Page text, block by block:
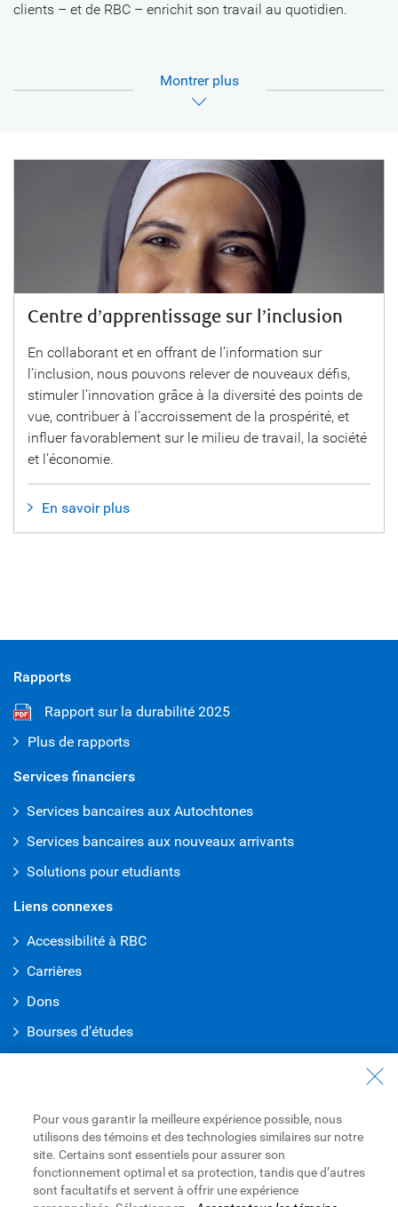
clients – et de RBC – enrichit son travail au quotidien.
Montrer
Centre d’apprentissage sur l’inclusion
En collaborant et en offrant de l’information sur
l’inclusion, nous pouvons relever de nouveaux défis,
stimuler l’innovation grâce à la diversité des points de
vue, contribuer à l’accroissement de la prospérité, et
influer favorablement sur le milieu de travail, la société
et l’économie.
En savoir plus
Rapports
Rapport sur la durabilité 2025
Plus de rapports
Services financiers
Services bancaires aux Autochtones
Services bancaires aux nouveaux arrivants
Solutions pour etudiants
Liens connexes
Accessibilité à RBC
Carrières
Dons
Bourses d’études
À propos de RBC
Pour en savoir plus à propos de RBC
Salle de presse
Pour vous garantir la meilleure expérience possible, nous
utilisons des témoins et des technologies similaires sur notre
site. Certains sont essentiels pour assurer son
fonctionnement optimal et sa protection, tandis que d’autres
sont facultatifs et servent à offrir une expérience